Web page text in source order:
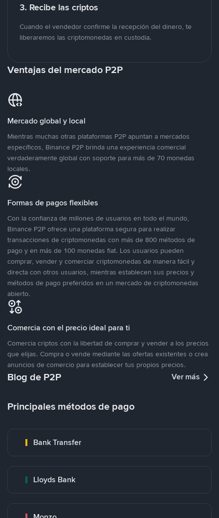
3. Recibe las criptos
Cuando el vendedor confirme la recepción del dinero, te
liberaremos las criptomonedas en custodia.
Ventajas del mercado P2P
Mercado global y local
Mientras muchas otras plataformas P2P apuntan a mercados
específicos, Binance P2P brinda una experiencia comercial
verdaderamente global con soporte para más de 70 monedas
locales.
Formas de pagos flexibles
Con la confianza de millones de usuarios en todo el mundo,
Binance P2P ofrece una plataforma segura para realizar
transacciones de criptomonedas con más de 800 métodos de
pago y en más de 100 monedas fiat. Los usuarios pueden
comprar, vender y comerciar criptomonedas de manera fácil y
directa con otros usuarios, mientras establecen sus precios y
métodos de pago preferidos en un mercado de criptomonedas
abierto.
Comercia con el precio ideal para ti
Comercia criptos con la libertad de comprar y vender a los precios
que elijas. Compra o vende mediante las ofertas existentes o crea
anuncios de comercio para establecer tus propios precios.
Blog de P2P Ver más
Principales métodos de pago
Bank Transfer
Lloyds Bank